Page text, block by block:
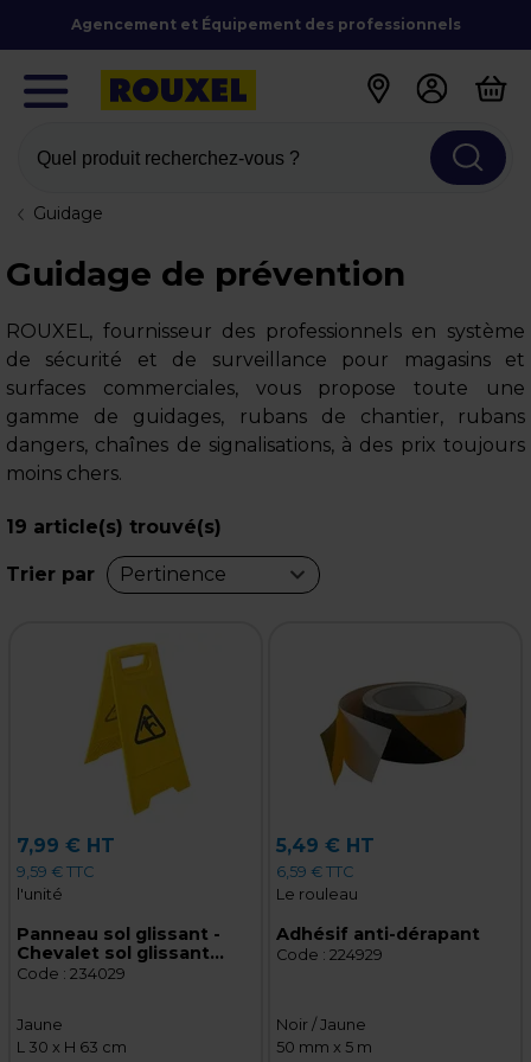
Agencement et Équipement des professionnels
Quel produit recherchez-vous ?
Guidage
Guidage de prévention
ROUXEL, fournisseur des professionnels en système
de sécurité et de surveillance pour magasins et
surfaces commerciales, vous propose toute une
gamme de guidages, rubans de chantier, rubans
dangers, chaînes de signalisations, à des prix toujours
moins chers.
19 article(s) trouvé(s)
Trier par Pertinence
7,99 € HT
9,59 € TTC
l'unité
Panneau sol glissant -
Chevalet sol glissant
pliable Jaune 30 x 63 cm
Code : 234029
Jaune
L 30 x H 63 cm
5,49 € HT
6,59 € TTC
Le rouleau
Adhésif anti-dérapant
Code : 224929
Noir / Jaune
50 mm x 5 m